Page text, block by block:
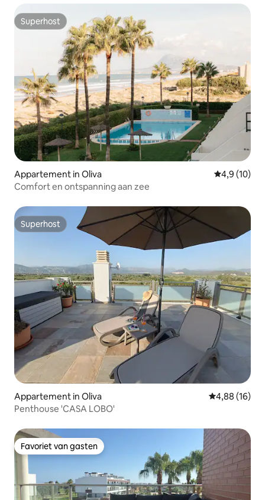
Superhost
Superhost
Appartement in Oliva
4,9 (10)
Comfort en ontspanning aan zee
Superhost
Superhost
Appartement in Oliva Gemiddelde
4,88 (16)
Penthouse 'CASA LOBO'
Favoriet van gasten
Favoriet van gasten